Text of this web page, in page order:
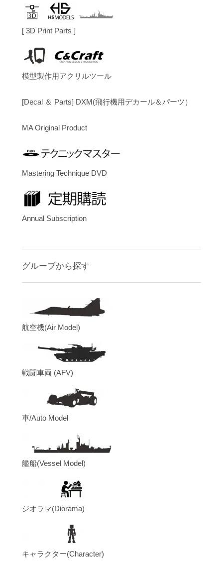
[ 3D Print Parts ]
模型製作用アクリルツール
[Decal ＆ Parts] DXM(飛行機用デカール＆パーツ）
MA Original Product
Mastering Technique DVD
Annual Subscription
グループから探す
航空機(Air Model)
戦闘車両 (AFV)
車/Auto Model
艦船(Vessel Model)
ジオラマ(Diorama)
キャラクター(Character)